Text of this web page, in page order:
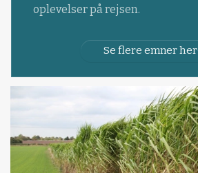
oplevelser på rejsen.
Se flere emner her